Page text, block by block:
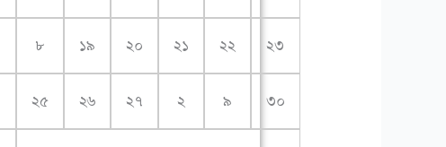
৮ ১৯ ২০ ২১ ২২ ২৩
২৫ ২৬ ২৭ ২ ৯ ৩০